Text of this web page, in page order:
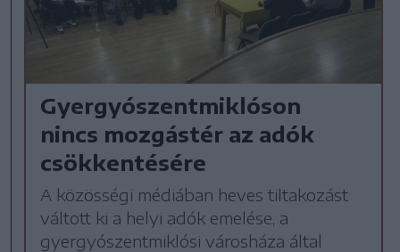
Gyergyószentmiklóson
nincs mozgástér az adók
csökkentésére
A közösségi médiában heves tiltakozást
váltott ki a helyi adók emelése, a
gyergyószentmiklósi városháza által